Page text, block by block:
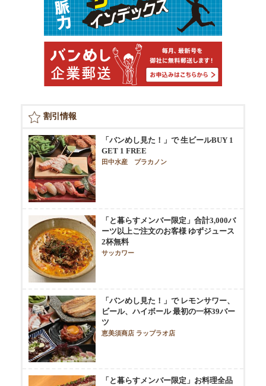
割引情報
「バンめし見た！」で 生ビールBUY 1
GET 1 FREE
田中水産 プラカノン
「と暮らすメンバー限定」合計3,000バ
ーツ以上ご注文のお客様 ゆずジュース
2杯無料
サッカワー
「バンめし見た！」で レモンサワー、
ビール、ハイボール 最初の一杯39バー
ツ
恵美須商店 ラップラオ店
「と暮らすメンバー限定」お料理全品